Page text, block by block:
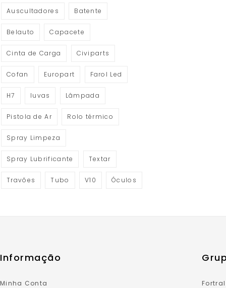
Auscultadores Batente
Belauto Capacete
Cinta de Carga Civiparts
Cofan Europart Farol Led
H7 luvas Lâmpada
Pistola de Ar Rolo térmico
Spray Limpeza
Spray Lubrificante Textar
Travões Tubo V10 Óculos
Informação
Minha Conta
Fortral